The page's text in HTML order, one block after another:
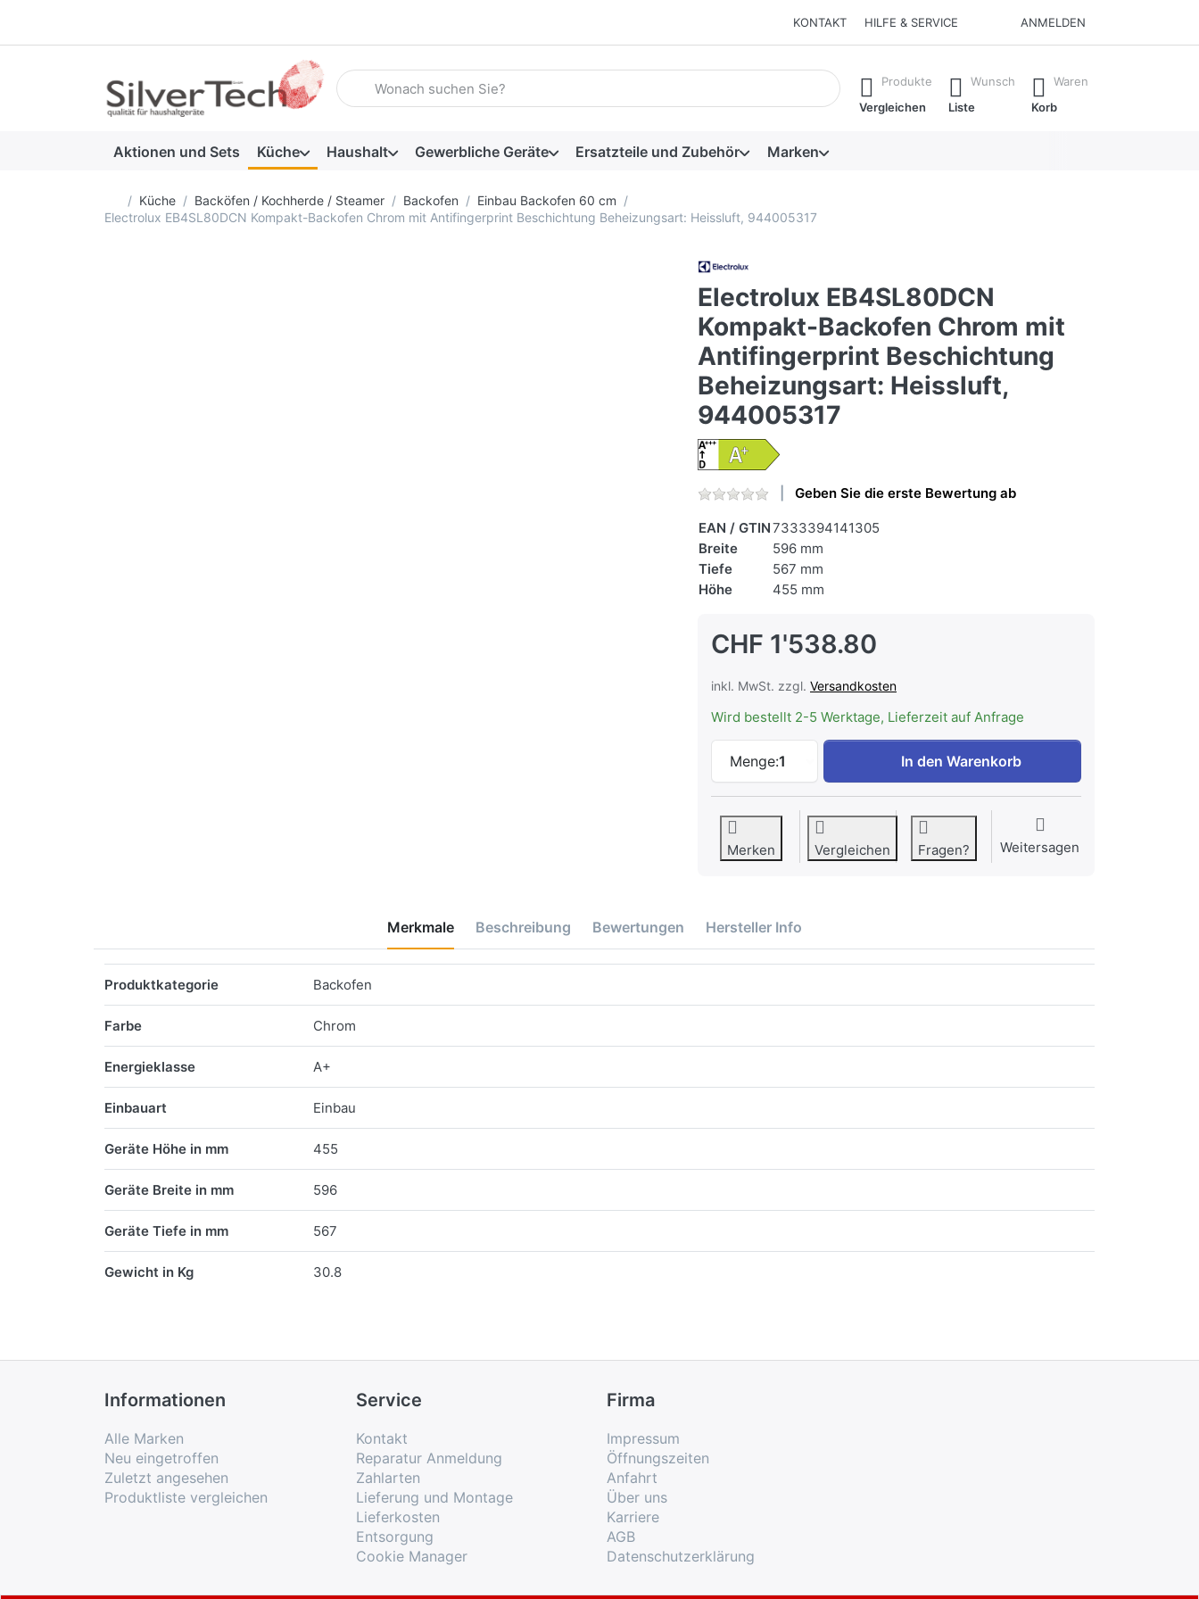
KONTAKT HILFE & SERVICE ANMELDEN
Geben Sie einen Suchbegriff ein. Während Sie tippen, erscheinen automatisch erste Ergebnisse. Drücken Sie die Eingabetaste, um alle
Produkte
Vergleichen
Wunsch
Liste
Waren
Korb
Aktionen und Sets Küche Haushalt Gewerbliche Geräte Ersatzteile und Zubehör Marken
Startseite
Küche Backöfen / Kochherde / Steamer Backofen
Einbau Backofen 60 cm
Electrolux EB4SL80DCN Kompakt-Backofen Chrom mit Antifingerprint Beschichtung Beheizungsart: Heissluft, 944005317
Electrolux EB4SL80DCN
Kompakt-Backofen Chrom mit
Antifingerprint Beschichtung
Beheizungsart: Heissluft,
944005317
Geben Sie die erste Bewertung ab
EAN / GTIN7333394141305
Breite
596 mm
Tiefe
567 mm
Höhe
455 mm
CHF 1'538.80
inkl. MwSt. zzgl. Versandkosten
Wird bestellt 2-5 Werktage, Lieferzeit auf Anfrage
Menge:1
Electrolux EB4SL80DCN Kompakt-Backofen Chrom mit
In den Warenkorb
Merken Vergleichen Fragen? Weitersagen
Merkmale Beschreibung Bewertungen Hersteller Info
Produktkategorie Backofen
Farbe Chrom
Energieklasse A+
Einbauart Einbau
Geräte Höhe in mm 455
Geräte Breite in mm 596
Geräte Tiefe in mm 567
Gewicht in Kg 30.8
Informationen
Alle Marken
Neu eingetroffen
Zuletzt angesehen
Produktliste vergleichen
Service
Kontakt
Reparatur Anmeldung
Zahlarten
Lieferung und Montage
Lieferkosten
Entsorgung
Cookie Manager
Firma
Impressum
Öffnungszeiten
Anfahrt
Über uns
Karriere
AGB
Datenschutzerklärung